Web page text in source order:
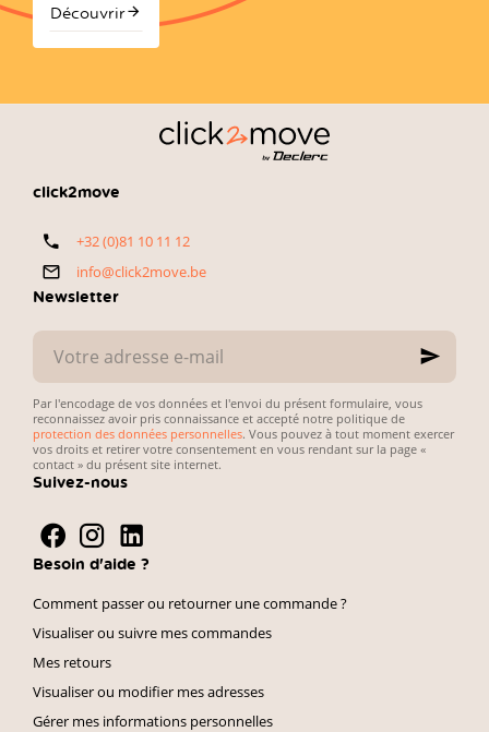
la fiabilité, la
exactement
ce que
recherchent
directe et
acheter
avec
click2move
650.000
Belges
achetant
d’occasion.
budget,
simplicité des
démarches
Découvrir
Newsletter
Votre
adresse
e-
mail
Par l'encodage de vos données et l'envoi du présent formulaire, vous
reconnaissez avoir pris connaissance et accepté notre politique de
protection des données personnelles. Vous pouvez à tout moment exercer
vos droits et retirer votre consentement en vous rendant sur la page «
contact » du présent site internet.
click2move
+32 (0)81 10 11 12
info@click2move.be
Suivez-nous
Besoin d'aide ?
Comment passer ou retourner une commande ?
Visualiser ou suivre mes commandes
Mes retours
Visualiser ou modifier mes adresses
Gérer mes informations personnelles